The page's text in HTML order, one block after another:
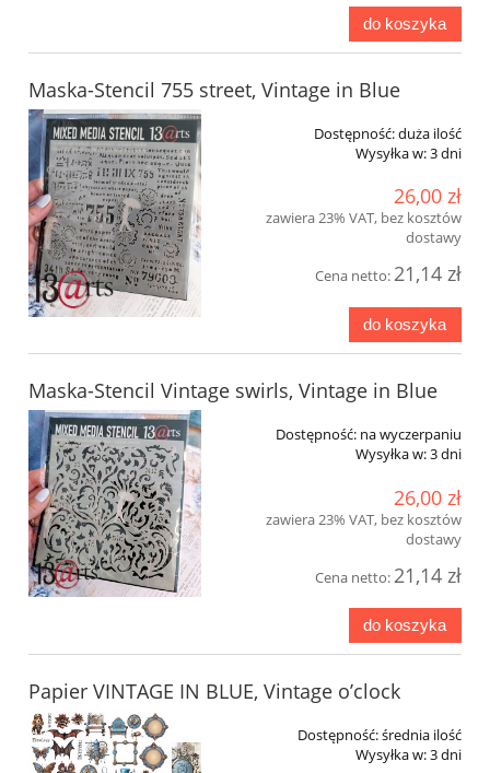
do koszyka
Maska-Stencil 755 street, Vintage in Blue
Dostępność:duża ilość
Wysyłka w:3 dni
26,00 zł
zawiera 23% VAT, bez kosztów
dostawy
Cena netto: 21,14 zł
do koszyka
Maska-Stencil Vintage swirls, Vintage in Blue
Dostępność: na wyczerpaniu
Wysyłka w:3 dni
26,00 zł
zawiera 23% VAT, bez kosztów
dostawy
Cena netto: 21,14 zł
do koszyka
Papier VINTAGE IN BLUE, Vintage o’clock
Dostępność:średnia ilość
Wysyłka w:3 dni